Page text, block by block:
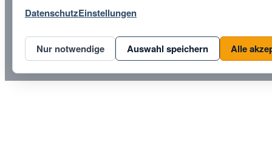
DatenschutzEinstellungen
Nur notwendige Auswahl speichern Alle